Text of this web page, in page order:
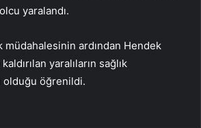
yaralandı.
müdahalesinin ardından Hendek
yaralıların sağlık
olduğu öğrenildi.